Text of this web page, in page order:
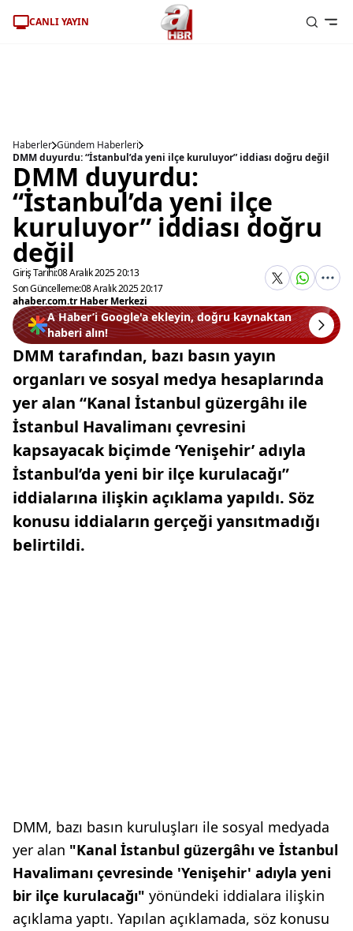
CANLI YAYIN
Haberler Gündem Haberleri
DMM duyurdu: “İstanbul’da yeni ilçe kuruluyor” iddiası doğru değil
DMM duyurdu:
“İstanbul’da yeni ilçe
kuruluyor” iddiası doğru
değil
Giriş Tarihi:08 Aralık 2025 20:13
Son Güncelleme:08 Aralık 2025 20:17
ahaber.com.tr Haber Merkezi
A Haber’i Google'a ekleyin, doğru kaynaktan
haberi alın!
DMM tarafından, bazı basın yayın
organları ve sosyal medya hesaplarında
yer alan “Kanal İstanbul güzergâhı ile
İstanbul Havalimanı çevresini
kapsayacak biçimde ‘Yenişehir’ adıyla
İstanbul’da yeni bir ilçe kurulacağı”
iddialarına ilişkin açıklama yapıldı. Söz
konusu iddiaların gerçeği yansıtmadığı
belirtildi.
DMM, bazı basın kuruluşları ile sosyal medyada
yer alan "Kanal İstanbul güzergâhı ve İstanbul
Havalimanı çevresinde 'Yenişehir' adıyla yeni
bir ilçe kurulacağı" yönündeki iddialara ilişkin
açıklama yaptı. Yapılan açıklamada, söz konusu